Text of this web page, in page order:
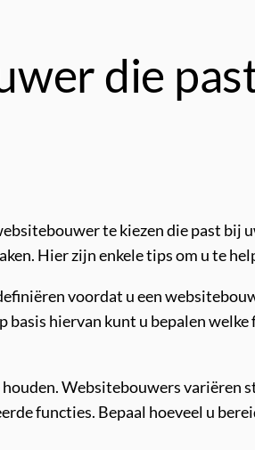
die
te kiezen die past bij
Hier zijn enkele tips om u te
voordat u een
basis hiervan kunt u bepalen
Websitebouwers
functies. Bepaal hoeveel u